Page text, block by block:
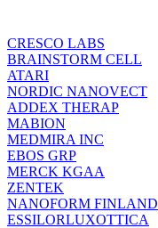
CRESCO LABS
BRAINSTORM CELL
ATARI
NORDIC NANOVECT
ADDEX THERAP
MABION
MEDMIRA INC
EBOS GRP
MERCK KGAA
ZENTEK
NANOFORM FINLAND
ESSILORLUXOTTICA